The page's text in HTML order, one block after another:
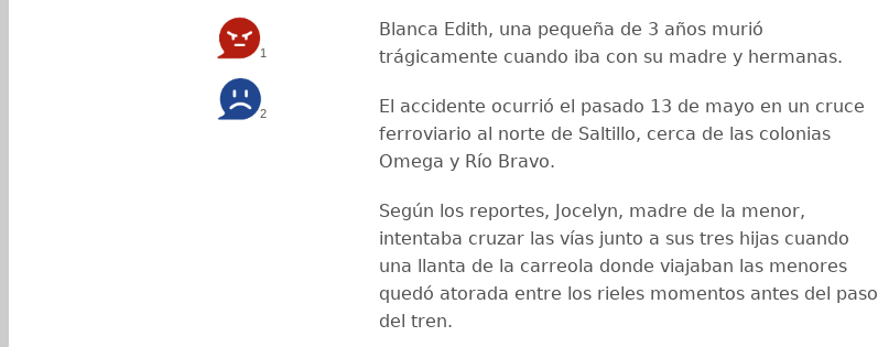
1
2
Blanca Edith, una pequeña de 3 años murió
trágicamente cuando iba con su madre y hermanas.
El accidente ocurrió el pasado 13 de mayo en un cruce
ferroviario al norte de Saltillo, cerca de las colonias
Omega y Río Bravo.
Según los reportes, Jocelyn, madre de la menor,
intentaba cruzar las vías junto a sus tres hijas cuando
una llanta de la carreola donde viajaban las menores
quedó atorada entre los rieles momentos antes del paso
del tren.